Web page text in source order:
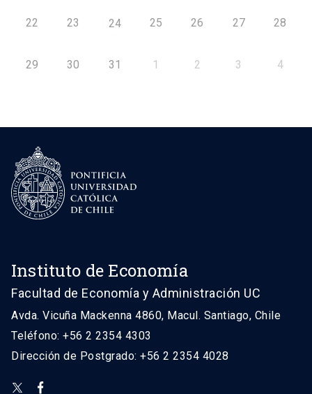
22 23 24 25 26 27 28
29 30 31 1 2 3 4
Instituto de Economía
Facultad de Economía y Administración UC
Avda. Vicuña Mackenna 4860, Macul. Santiago, Chile
Teléfono: +56 2 2354 4303
Dirección de Postgrado: +56 2 2354 4028